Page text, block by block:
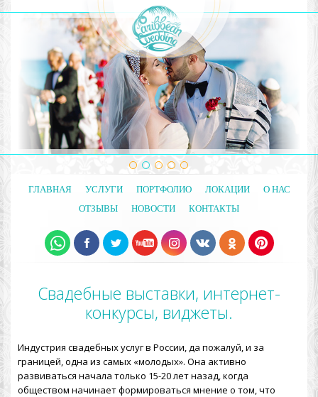
ГЛАВНАЯ УСЛУГИ ПОРТФОЛИО ЛОКАЦИИ
О НАС
ОТЗЫВЫ
НОВОСТИ КОНТАКТЫ
Свадебные выставки, интернет-
конкурсы, виджеты.
Индустрия свадебных услуг в России, да пожалуй, и за
границей, одна из самых «молодых». Она активно
развиваться начала только 15-20 лет назад, когда
обществом начинает формироваться мнение о том, что